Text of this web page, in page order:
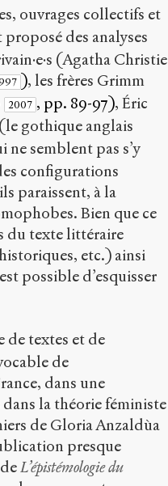
ouvrages collectifs et
proposé des analyses
(Agatha Christie
), les frères Grimm
2007 , pp. 89-97), Éric
gothique anglais
ne semblent pas s’y
configurations
paraissent, à la
Bien que ce
du texte littéraire
etc.) ainsi
possible d’esquisser
de textes et de
de
dans une
la théorie féministe
de Gloria Anzaldùa
presque
L’épistémologie du